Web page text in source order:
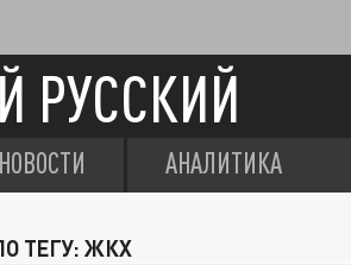
РУССКИЙ
НОВОСТИ АНАЛИТИКА
ТЕГУ: ЖКХ